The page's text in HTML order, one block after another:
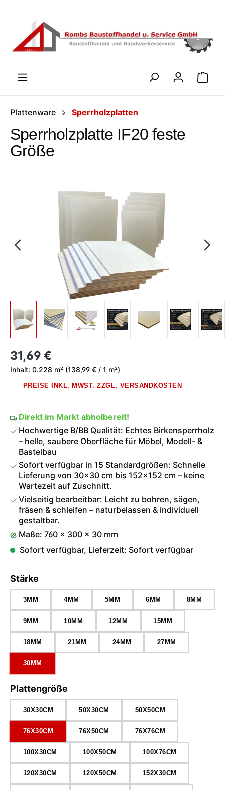
Plattenware Sperrholzplatten
Sperrholzplatte IF20 feste
Größe
Regulärer Preis:
31,69 €
Inhalt: 0.228 m² (138,99 € / 1 m²)
PREISE INKL. MWST. ZZGL. VERSANDKOSTEN
Direkt im Markt abholbereit!
Hochwertige B/BB Qualität: Echtes Birkensperrholz
– helle, saubere Oberfläche für Möbel, Modell- &
Bastelbau
Sofort verfügbar in 15 Standardgrößen: Schnelle
Lieferung von 30×30 cm bis 152×152 cm – keine
Wartezeit auf Zuschnitt.
Vielseitig bearbeitbar: Leicht zu bohren, sägen,
fräsen & schleifen – naturbelassen & individuell
gestaltbar.
Maße: 760 × 300 × 30 mm
Sofort verfügbar, Lieferzeit: Sofort verfügbar
Stärke
3MM 4MM 5MM 6MM 8MM
9MM 10MM 12MM 15MM
18MM 21MM 24MM 27MM
30MM
Plattengröße
30X30CM 50X30CM 50X50CM
76X30CM 76X50CM 76X76CM
100X30CM 100X50CM 100X76CM
120X30CM 120X50CM 152X30CM